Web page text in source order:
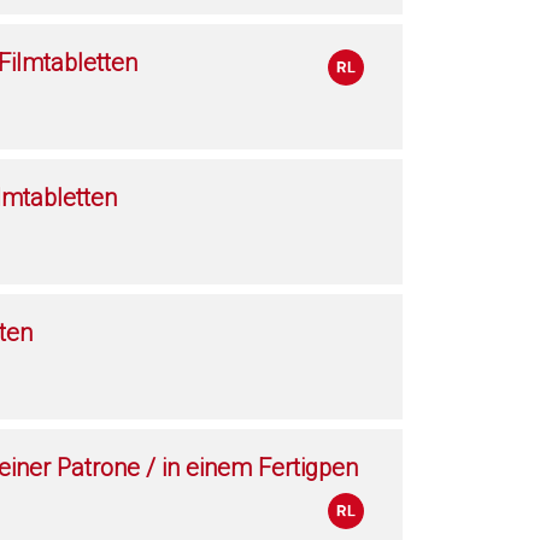
Patrone / in einem Fertigpen